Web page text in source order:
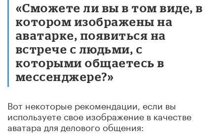
«Сможете ли вы в том виде, в
котором изображены на
аватарке, появиться на
встрече с людьми, с
которыми общаетесь в
мессенджере?»
Вот некоторые рекомендации, если вы
используете свое изображение в качестве
аватара для делового общения: